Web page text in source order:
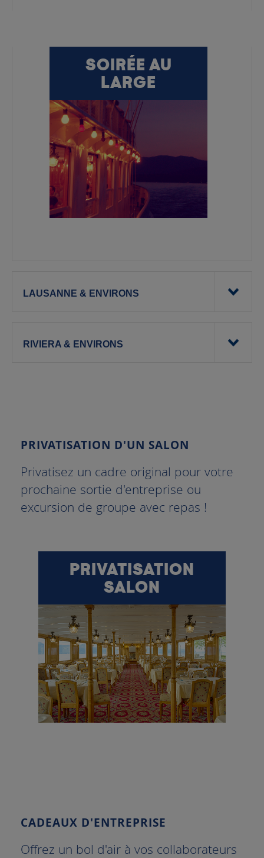
SOIRÉE AU
LARGE
LAUSANNE & ENVIRONS
RIVIERA & ENVIRONS
PRIVATISATION D'UN SALON
Privatisez un cadre original pour votre
prochaine sortie d'entreprise ou
excursion de groupe avec repas !
PRIVATISATION
SALON
CADEAUX D'ENTREPRISE
Offrez un bol d'air à vos collaborateurs